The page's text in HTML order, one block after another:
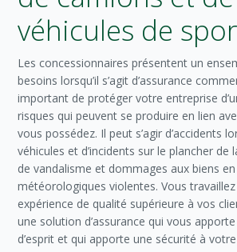
véhicules de
Les concessionnaires présentent un
besoins lorsqu’il s’agit d’assurance
important de protéger votre entreprise
risques qui peuvent se produire en lien
vous possédez. Il peut s’agir d’accidents
véhicules et d’incidents sur le plancher de
de vandalisme et dommages aux biens
météorologiques violentes. Vous
expérience de qualité supérieure à vos
une solution d’assurance qui vous
d’esprit et qui apporte une sécurité à